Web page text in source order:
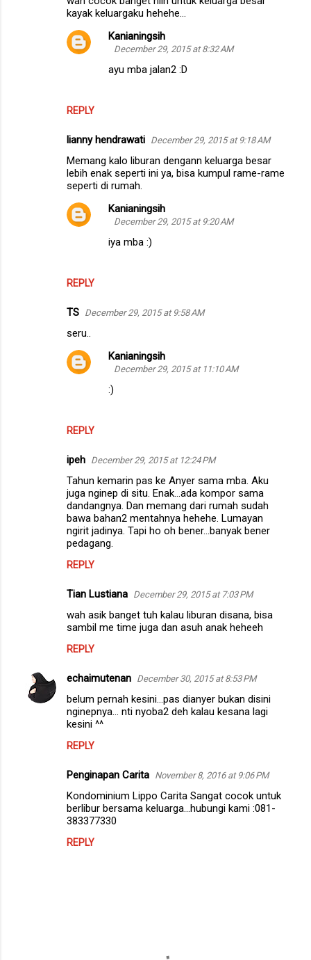
kayak keluargaku hehehe...
REPLY
Kanianingsih
December 29, 2015 at 8:32 AM
ayu mba jalan2 :D
lianny hendrawati December 29, 2015 at 9:18 AM
Memang kalo liburan dengann keluarga besar
lebih enak seperti ini ya, bisa kumpul rame-rame
seperti di rumah.
REPLY
Kanianingsih
December 29, 2015 at 9:20 AM
iya mba :)
TS December 29, 2015 at 9:58 AM
seru..
REPLY
Kanianingsih
December 29, 2015 at 11:10 AM
:)
ipeh December 29, 2015 at 12:24 PM
Tahun kemarin pas ke Anyer sama mba. Aku
juga nginep di situ. Enak...ada kompor sama
dandangnya. Dan memang dari rumah sudah
bawa bahan2 mentahnya hehehe. Lumayan
ngirit jadinya. Tapi ho oh bener...banyak bener
pedagang.
REPLY
Tian Lustiana December 29, 2015 at 7:03 PM
wah asik banget tuh kalau liburan disana, bisa
sambil me time juga dan asuh anak heheeh
REPLY
echaimutenan December 30, 2015 at 8:53 PM
belum pernah kesini...pas dianyer bukan disini
nginepnya... nti nyoba2 deh kalau kesana lagi
kesini ^^
REPLY
Penginapan Carita November 8, 2016 at 9:06 PM
Kondominium Lippo Carita Sangat cocok untuk
berlibur bersama keluarga...hubungi kami :081-
383377330
REPLY